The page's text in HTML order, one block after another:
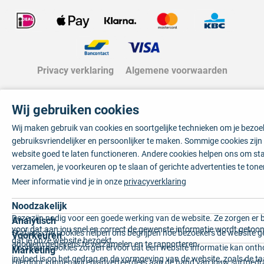
Privacy verklaring Algemene voorwaarden
Wij gebruiken cookies
Wij maken gebruik van cookies en soortgelijke technieken om je
gebruiksvriendelijker en persoonlijker te maken. Sommige cookies
website goed te laten functioneren. Andere cookies helpen ons om
verzamelen, je voorkeuren op te slaan of gerichte advertenties te
Meer informatie vind je in onze privacyverklaring
Noodzakelijk
Deze zijn nodig voor een goede werking van de website. Ze zorgen er
voor dat aan jou snel en correct de gewenste informatie wordt
dat je onze website bezoekt.
Analytisch
Statistische cookies helpen ons begrijpen hoe bezoekers de website
anoniem gegevens te verzamelen en te rapporteren.
Voorkeuren
Voorkeurscookies zorgen ervoor dat een website informatie kan
invloed is op het gedrag en de vormgeving van de website, zoals de
Marketing